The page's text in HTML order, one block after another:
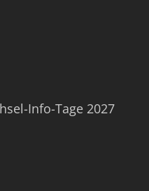
Info-Tage 2027